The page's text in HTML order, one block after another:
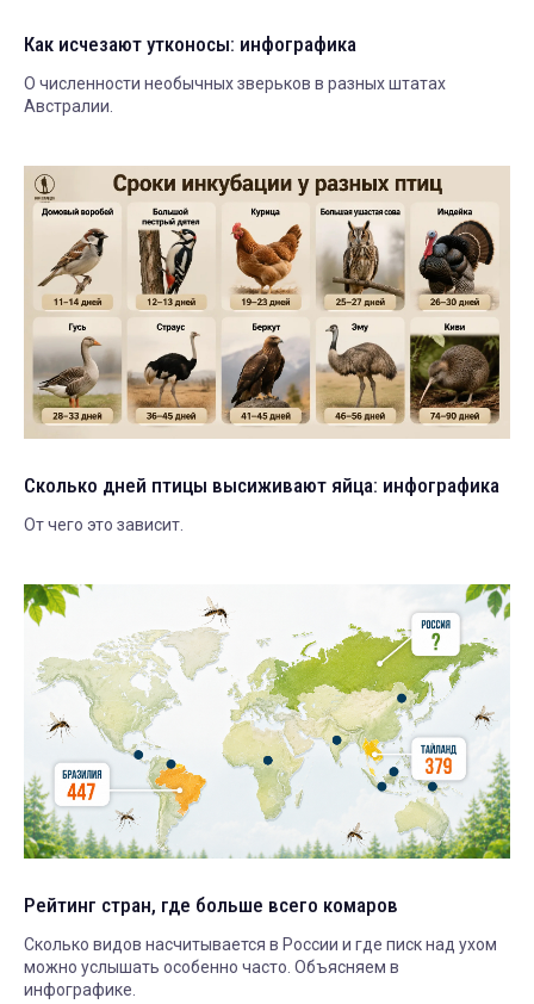
Как исчезают утконосы: инфографика
О численности необычных зверьков в разных штатах
Австралии.
Сколько дней птицы высиживают яйца: инфографика
От чего это зависит.
Рейтинг стран, где больше всего комаров
Сколько видов насчитывается в России и где писк над ухом
можно услышать особенно часто. Объясняем в
инфографике.